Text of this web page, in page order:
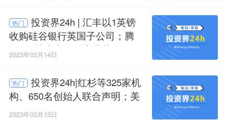
热门
投资界24h | 汇丰以1英镑
收购硅谷银行英国子公司；腾
讯T13技术大佬回应遭裁员；科
2023年03月14日
热门
投资界24h|红杉等325家机
构、650名创始人联合声明；美
国监管部门托底，储户可取回
2023年03月13日